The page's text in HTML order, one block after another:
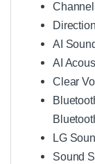
AI
AI
Clear
LG
Sound